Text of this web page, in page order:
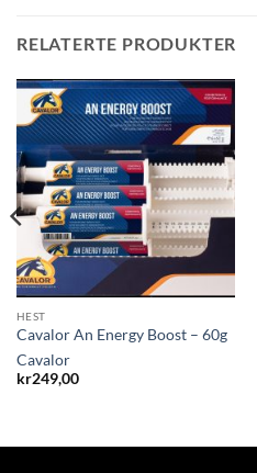
RELATERTE PRODUKTER
HEST
Cavalor An Energy Boost – 60g
Cavalor
kr249,00